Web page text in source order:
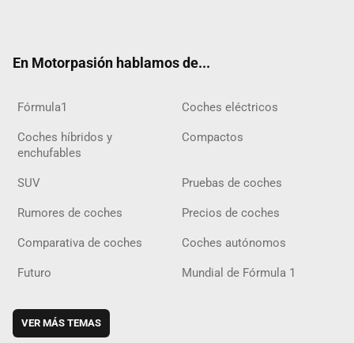
En Motorpasión hablamos de...
Fórmula1 Coches eléctricos
Coches híbridos y
enchufables
Compactos
SUV Pruebas de coches
Rumores de coches Precios de coches
Comparativa de coches Coches autónomos
Futuro Mundial de Fórmula 1
VER MÁS TEMAS